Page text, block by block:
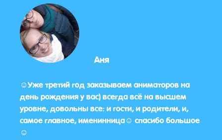
Аня
☺️Уже третий год заказываем аниматоров на
день рождения у вас) всегда всё на высшем
уровне, довольны все: и гости, и родители, и,
самое главное, именинница☺️ спасибо большое
☺️